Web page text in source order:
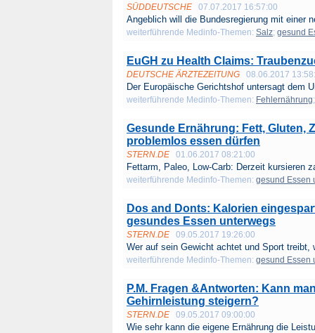
SÜDDEUTSCHE 07.07.2017 16:57:00
Angeblich will die Bundesregierung mit einer
weiterführende Medinfo-Themen: Salz; gesund
EuGH zu Health Claims:
DEUTSCHE ÄRZTEZEITUNG 08.06.2017
Der Europäische Gerichtshof untersagt dem
weiterführende Medinfo-Themen: Fehlernährung
Gesunde Ernährung: Fett, Gluten,
problemlos essen dürfen
STERN.DE 01.06.2017 08:21:00
Fettarm, Paleo, Low-Carb: Derzeit kursieren
weiterführende Medinfo-Themen: gesund Essen
Dos and Donts: Kalorien
gesundes Essen unterwegs
STERN.DE 09.05.2017 19:26:00
Wer auf sein Gewicht achtet und Sport treibt,
weiterführende Medinfo-Themen: gesund Essen
P.M. Fragen &Antworten: Kann
Gehirnleistung steigern?
STERN.DE 09.05.2017 09:00:00
Wie sehr kann die eigene Ernährung die